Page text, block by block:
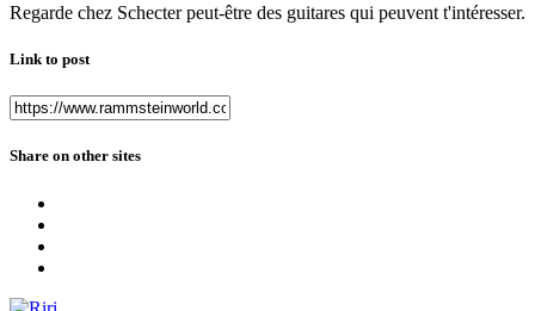
Regarde chez Schecter peut-être des guitares qui peuvent t'intéresser.
Link to post
Share on other sites